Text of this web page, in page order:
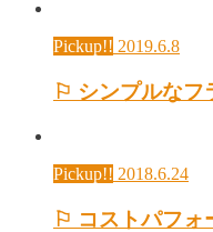
Pickup!! 2019.6.8
⚐ シンプルなフ
Pickup!! 2018.6.24
⚐ コストパフォ